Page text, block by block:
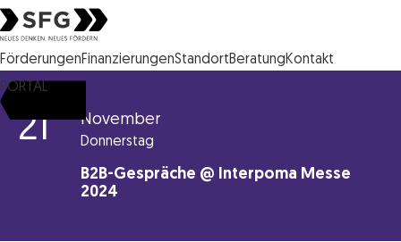
Steirische Wirtschaftsförderungsgesellschaft mbH SFG Logo
FörderungenFinanzierungenStandortBeratungKontakt
PORTAL
21 November
Donnerstag
B2B-Gespräche @ Interpoma Messe
2024